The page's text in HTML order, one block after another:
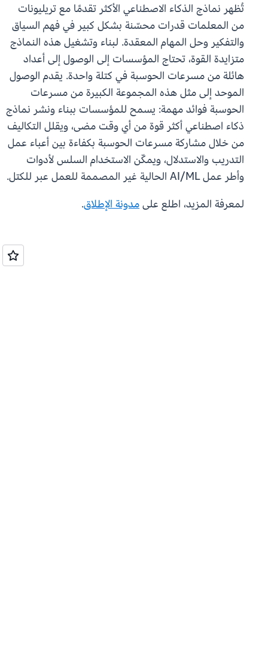
تُظهر نماذج الذكاء الاصطناعي الأكثر تقدمًا مع تريليونات
من المعلمات قدرات محسّنة بشكل كبير في فهم السياق
والتفكير وحل المهام المعقدة. لبناء وتشغيل هذه النماذج
متزايدة القوة، تحتاج المؤسسات إلى الوصول إلى أعداد
هائلة من مسرعات الحوسبة في كتلة واحدة. يقدم الوصول
الموحد إلى مثل هذه المجموعة الكبيرة من مسرعات
الحوسبة فوائد مهمة: يسمح للمؤسسات ببناء ونشر نماذج
ذكاء اصطناعي أكثر قوة من أي وقت مضى، ويقلل التكاليف
من خلال مشاركة مسرعات الحوسبة بكفاءة بين أعباء عمل
التدريب والاستدلال، ويمكّن الاستخدام السلس لأدوات
وأطر عمل AI/ML الحالية غير المصممة للعمل عبر للكتل.
لمعرفة المزيد، اطلع علىمدونة الإطلاق.